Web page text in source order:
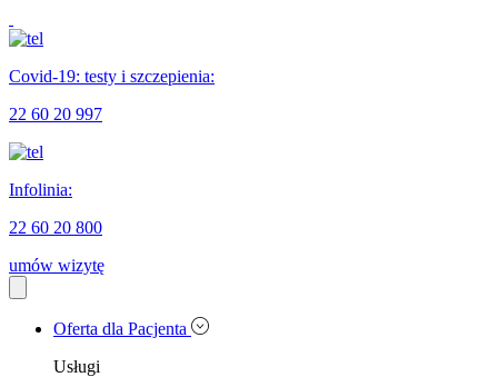
Covid-19: testy i szczepienia:
22 60 20 997
Infolinia:
22 60 20 800
umów wizytę
Oferta dla Pacjenta
Usługi